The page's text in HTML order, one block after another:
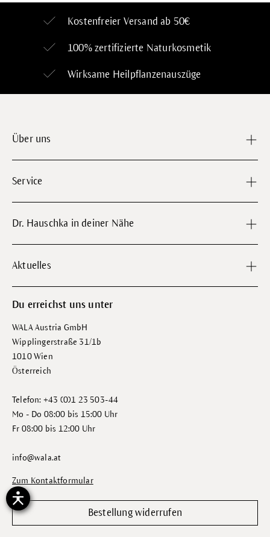
Kostenfreier Versand ab 50€
100% zertifizierte Naturkosmetik
Wirksame Heilpflanzenauszüge
Über uns
Service
Dr. Hauschka in deiner Nähe
Aktuelles
Du erreichst uns unter
WALA Austria GmbH
Wipplingerstraße 31/1b
1010 Wien
Österreich
Telefon: +43 (0)1 23 503-44
Mo - Do 08:00 bis 15:00 Uhr
Fr 08:00 bis 12:00 Uhr
info@wala.at
Zum Kontaktformular
Bestellung widerrufen